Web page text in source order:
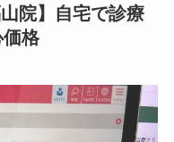
院】自宅で診療
価格